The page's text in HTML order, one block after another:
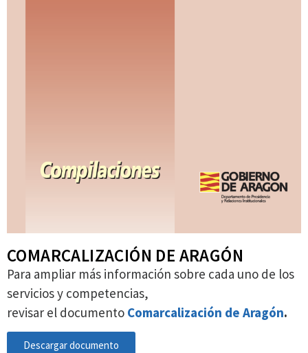
COMARCALIZACIÓN DE ARAGÓN
Para ampliar más información sobre cada uno de los
servicios y competencias,
revisar el documento Comarcalización de Aragón.
Descargar documento